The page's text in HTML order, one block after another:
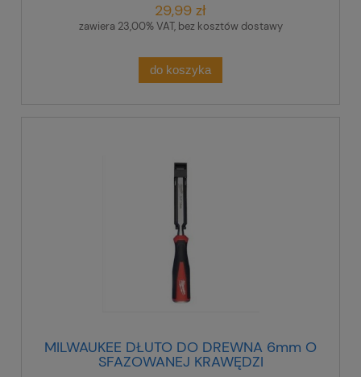
29,99 zł
zawiera 23,00% VAT, bez kosztów dostawy
do koszyka
MILWAUKEE DŁUTO DO DREWNA 6mm O
SFAZOWANEJ KRAWĘDZI